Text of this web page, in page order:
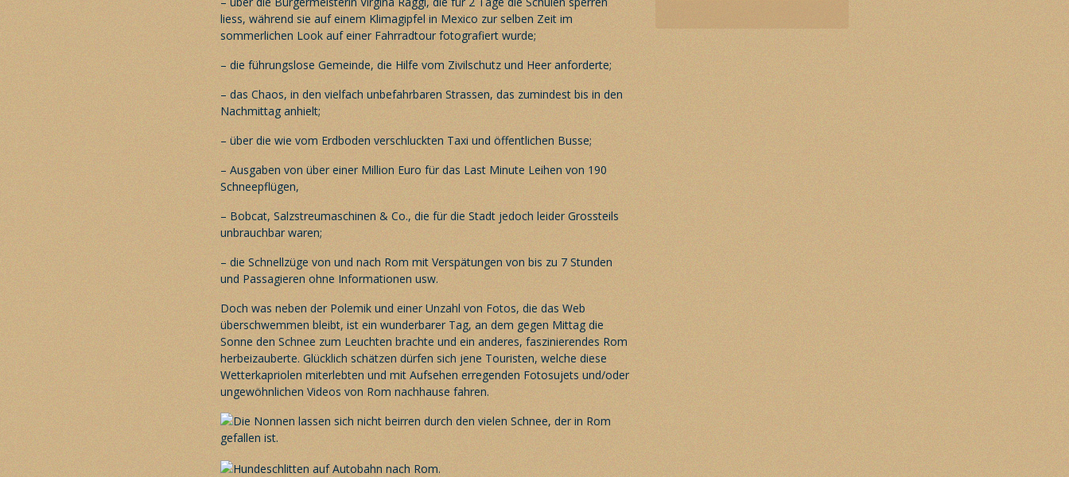
liess, während sie auf einem Klimagipfel in Mexico zur selben Zeit im
sommerlichen Look auf einer Fahrradtour fotografiert wurde;
– die führungslose Gemeinde, die Hilfe vom Zivilschutz und Heer anforderte;
– das Chaos, in den vielfach unbefahrbaren Strassen, das zumindest bis in den
Nachmittag anhielt;
– über die wie vom Erdboden verschluckten Taxi und öffentlichen Busse;
– Ausgaben von über einer Million Euro für das Last Minute Leihen von 190
Schneepflügen,
– Bobcat, Salzstreumaschinen & Co., die für die Stadt jedoch leider Grossteils
unbrauchbar waren;
– die Schnellzüge von und nach Rom mit Verspätungen von bis zu 7 Stunden
und Passagieren ohne Informationen usw.
Doch was neben der Polemik und einer Unzahl von Fotos, die das Web
überschwemmen bleibt, ist ein wunderbarer Tag, an dem gegen Mittag die
Sonne den Schnee zum Leuchten brachte und ein anderes, faszinierendes Rom
herbeizauberte. Glücklich schätzen dürfen sich jene Touristen, welche diese
Wetterkapriolen miterlebten und mit Aufsehen erregenden Fotosujets und/oder
ungewöhnlichen Videosvon Rom nachhause fahren.